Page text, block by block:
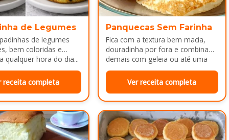
de Legumes
de legumes
bem coloridas e
qualquer hora do dia...
receita completa
Panquecas Sem Farinha
Fica com a textura bem macia,
douradinha por fora e combina
demais com geleia ou até uma
manteiguinha derretendo por
Ver receita completa